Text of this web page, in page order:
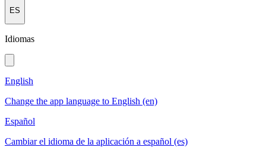
ES
Idiomas
English
Change the app language to English (en)
Español
Cambiar el idioma de la aplicación a español (es)